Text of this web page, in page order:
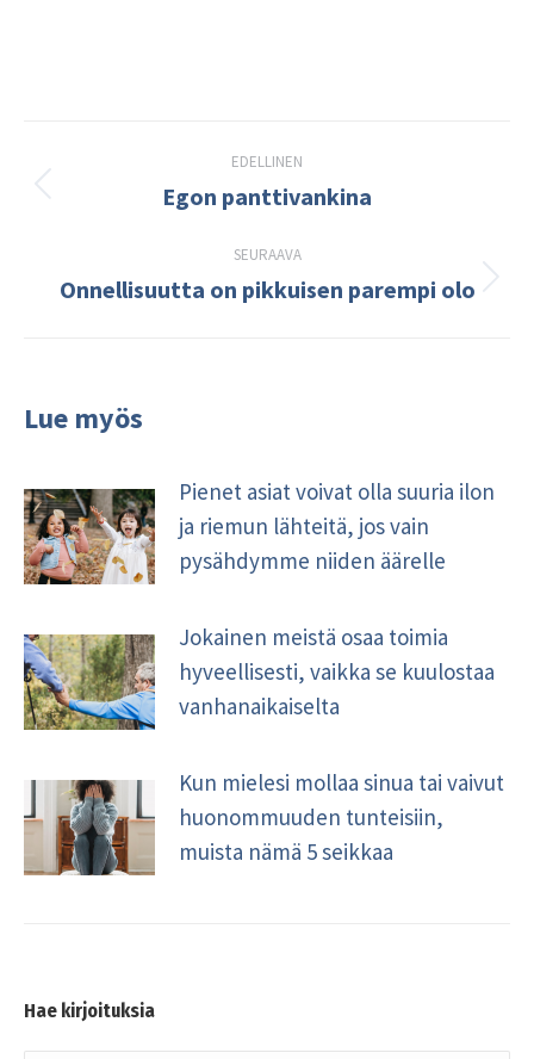
navigation
EDELLINEN
Edellinen
Egon panttivankina
SEURAAVA
Seuraava
Onnellisuutta on pikkuisen parempi olo
Lue myös
Pienet asiat voivat olla suuria ilon
ja riemun lähteitä, jos vain
pysähdymme niiden äärelle
Jokainen meistä osaa toimia
hyveellisesti, vaikka se kuulostaa
vanhanaikaiselta
Kun mielesi mollaa sinua tai vaivut
huonommuuden tunteisiin,
muista nämä 5 seikkaa
Hae kirjoituksia